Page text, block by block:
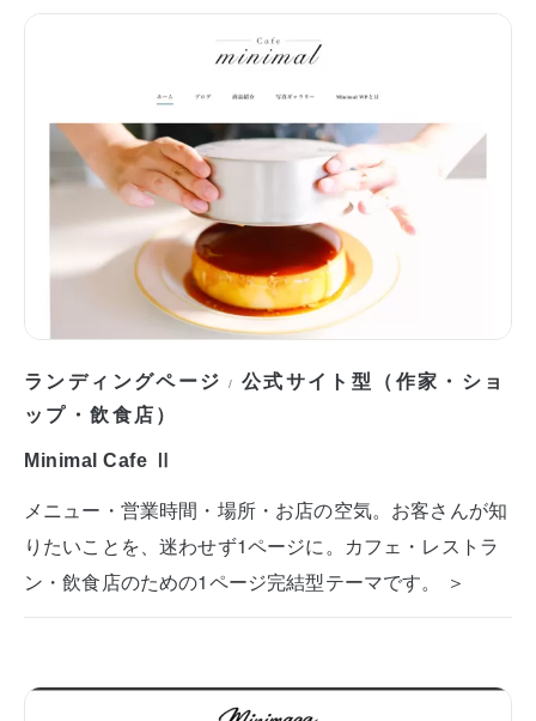
ランディングページ / 公式サイト型（作家・ショ
ップ・飲食店）
Minimal Cafe Ⅱ
メニュー・営業時間・場所・お店の空気。お客さんが知
りたいことを、迷わせず1ページに。カフェ・レストラ
ン・飲食店のための1ページ完結型テーマです。 ＞